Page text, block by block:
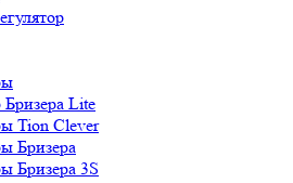
Lite
Tion Clever
Бризера
Бризера 3S